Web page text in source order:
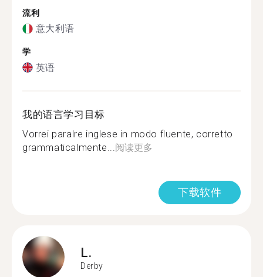
流利
意大利语
学
英语
我的语言学习目标
Vorrei paralre inglese in modo fluente, corretto
grammaticalmente... 阅读更多
下载软件
L.
Derby